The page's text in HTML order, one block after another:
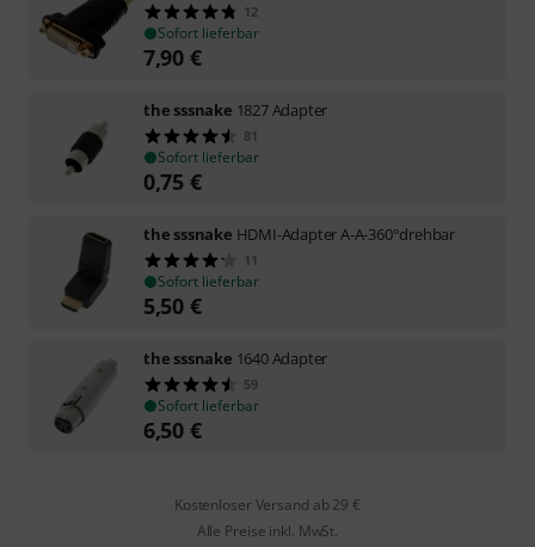
12
Sofort lieferbar
7,90 €
the sssnake 1827 Adapter
81
Sofort lieferbar
0,75 €
the sssnake HDMI-Adapter A-A-360°drehbar
11
Sofort lieferbar
5,50 €
the sssnake 1640 Adapter
59
Sofort lieferbar
6,50 €
Kostenloser Versand ab 29 €
Alle Preise inkl. MwSt.